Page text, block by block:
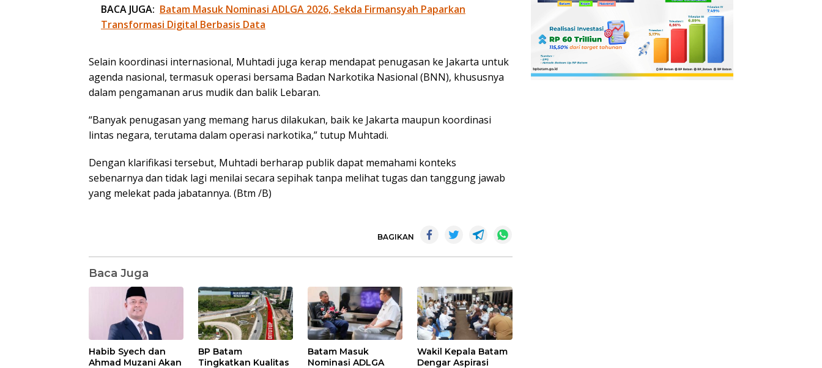
BACA JUGA: Batam Masuk Nominasi ADLGA 2026, Sekda Firmansyah Paparkan
Transformasi Digital Berbasis Data
Selain koordinasi internasional, Muhtadi juga kerap mendapat penugasan ke Jakarta untuk
agenda nasional, termasuk operasi bersama Badan Narkotika Nasional (BNN), khususnya
dalam pengamanan arus mudik dan balik Lebaran.
“Banyak penugasan yang memang harus dilakukan, baik ke Jakarta maupun koordinasi
lintas negara, terutama dalam operasi narkotika,” tutup Muhtadi.
Dengan klarifikasi tersebut, Muhtadi berharap publik dapat memahami konteks
sebenarnya dan tidak lagi menilai secara sepihak tanpa melihat tugas dan tanggung jawab
yang melekat pada jabatannya. (Btm /B)
BAGIKAN
Baca Juga
Habib Syech dan
Ahmad Muzani Akan
BP Batam
Tingkatkan Kualitas
Batam Masuk
Nominasi ADLGA
Wakil Kepala Batam
Dengar Aspirasi